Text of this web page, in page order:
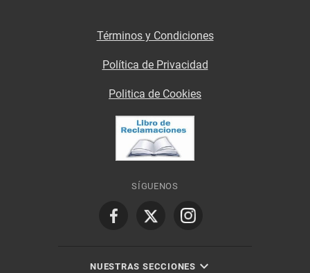
Términos y Condiciones
Política de Privacidad
Politica de Cookies
SÍGUENOS
NUESTRAS SECCIONES